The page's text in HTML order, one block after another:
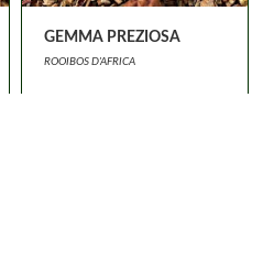
GEMMA PREZIOSA
ROOIBOS D'AFRICA